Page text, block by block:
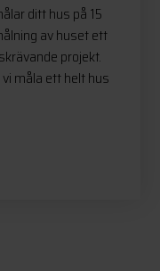
ditt hus på 15
av huset ett
projekt.
måla ett helt hus